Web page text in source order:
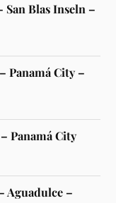
San Blas Inseln –
Panamá City –
– Panamá City
– Aguadulce –